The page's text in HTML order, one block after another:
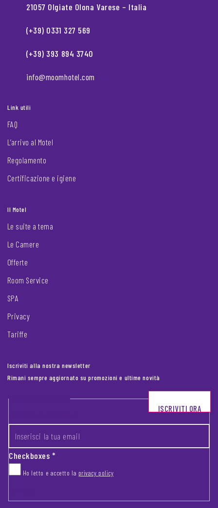
21057 Olgiate Olona Varese – Italia
(+39) 0331 327 569
(+39) 393 894 3740
info@moomhotel.com
Link utili
FAQ
L’arrivo al Motel
Regolamento
Certificazione e igiene
Il Motel
Le suite a tema
Le Camere
Offerte
Room Service
SPA
Privacy
Tariffe
Iscriviti alla nostra newsletter
Rimani sempre aggiornato su promozioni e ultime novità
Footer newsletter
Checkboxes*
Ho letto e accetto la privacy policy
ISCRIVITI ORA